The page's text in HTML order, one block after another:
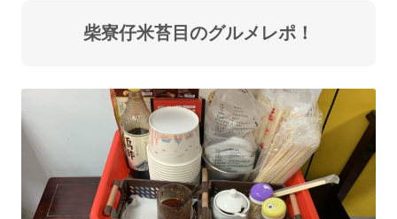
柴寮仔米苔目のグルメレポ！